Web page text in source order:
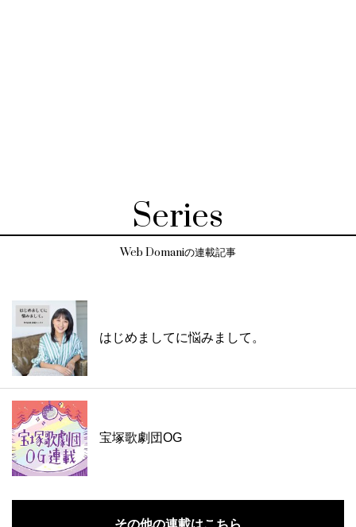
Series
Web Domaniの連載記事
はじめましてに悩みまして。
宝塚歌劇団OG
その他の連載はこちら